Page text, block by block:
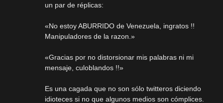
un par de réplicas:
«No estoy ABURRIDO de Venezuela, ingratos !!
Manipuladores de la razon.»
«Gracias por no distorsionar mis palabras ni mi
mensaje, culoblandos !!»
Es una cagada que no son sólo twitteros diciendo
idioteces si no que algunos medios son cómplices.